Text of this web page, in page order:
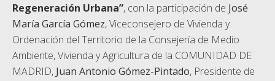
Regeneración Urbana”, con la participación de José
María García Gómez, Viceconsejero de Vivienda y
Ordenación del Territorio de la Consejería de Medio
Ambiente, Vivienda y Agricultura de la COMUNIDAD DE
MADRID, Juan Antonio Gómez-Pintado, Presidente de